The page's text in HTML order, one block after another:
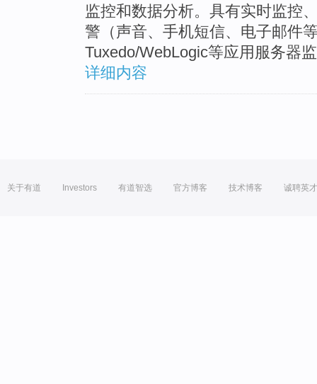
监控和数据分析。具有实时监控
警（声音、手机短信、电子邮件
Tuxedo/WebLogic等应用服务器
详细内容
关于有道 Investors 有道智选 官方博客 技术博客 诚聘英才